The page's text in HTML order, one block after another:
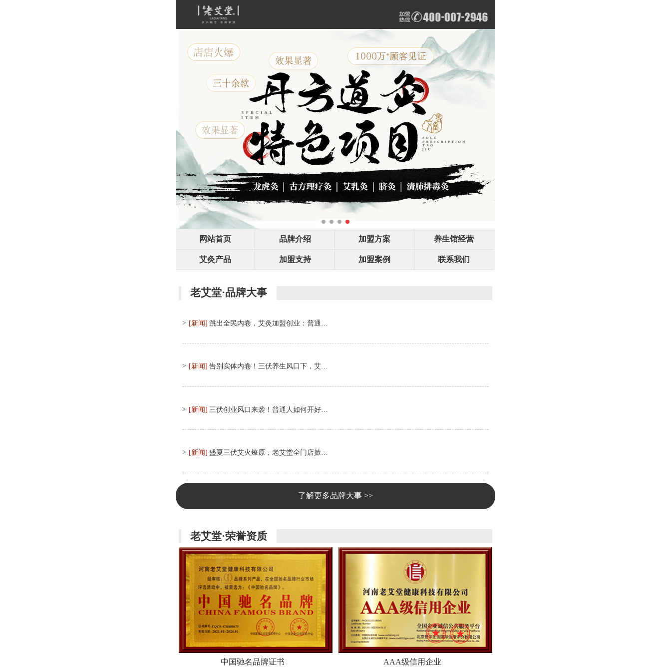
网站首页 品牌介绍 加盟方案 养生馆经营
艾灸产品 加盟支持 加盟案例 联系我们
老艾堂·品牌大事
> [新闻] 跳出全民内卷，艾灸加盟创业：普通…
> [新闻] 告别实体内卷！三伏养生风口下，艾…
> [新闻] 三伏创业风口来袭！普通人如何开好…
> [新闻] 盛夏三伏艾火燎原，老艾堂全门店掀…
了解更多品牌大事 >>
老艾堂·荣誉资质
中国驰名品牌证书 AAA级信用企业